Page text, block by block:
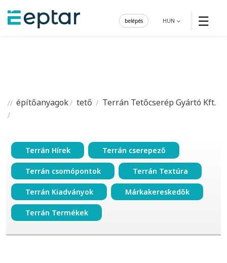
☰
HUN
belépés
építőanyagok tető Terrán Tetőcserép Gyártó Kft.
Terrán Hírek Terrán cserepező
Terrán csomópontok Terrán Textúra
Terrán Kiadványok Márkakereskedők
Terrán Termékek